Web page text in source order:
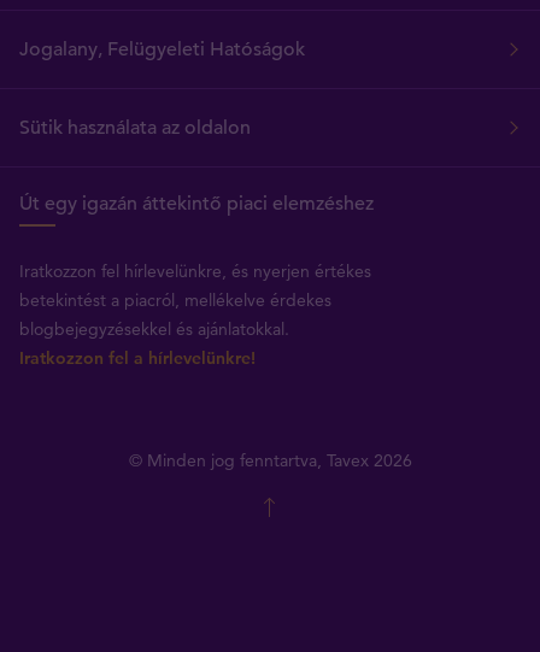
Jogalany, Felügyeleti Hatóságok
Sütik használata az oldalon
Út egy igazán áttekintő piaci elemzéshez
Iratkozzon fel hírlevelünkre, és nyerjen értékes
betekintést a piacról, mellékelve érdekes
blogbejegyzésekkel és ajánlatokkal.
Iratkozzon fel a hírlevelünkre!
© Minden jog fenntartva, Tavex 2026